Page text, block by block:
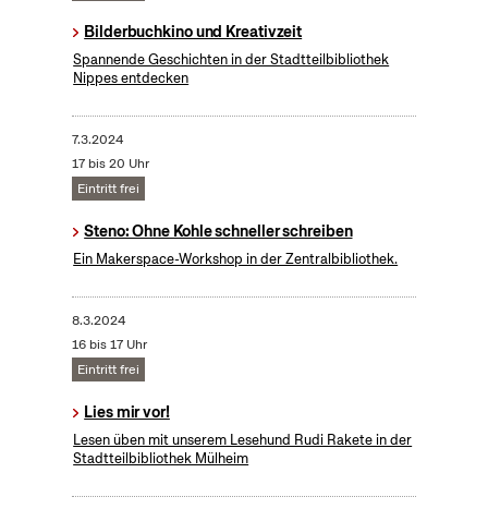
Bilderbuchkino und Kreativzeit
Spannende Geschichten in der Stadtteilbibliothek
Nippes entdecken
7.3.2024
17 bis 20 Uhr
Eintritt frei
Steno: Ohne Kohle schneller schreiben
Ein Makerspace-Workshop in der Zentralbibliothek.
8.3.2024
16 bis 17 Uhr
Eintritt frei
Lies mir vor!
Lesen üben mit unserem Lesehund Rudi Rakete in der
Stadtteilbibliothek Mülheim